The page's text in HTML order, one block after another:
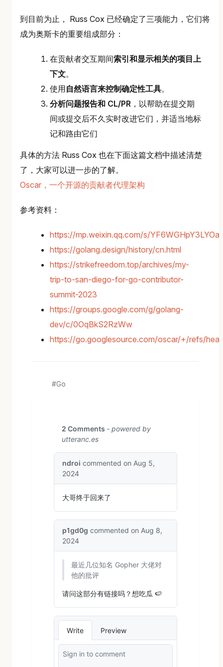
到目前为止， Russ Cox 已经确定了三项能力，它们将
成为奥斯卡的重要组成部分：
在贡献者交互期间索引和显示相关的项目上
下文。
使用自然语言来控制确定性工具。
分析问题报告和 CL/PR ，以帮助在提交期
间或提交后不久实时改进它们，并适当地标
记和路由它们
具体的方法 Russ Cox 也在下面这篇文档中描述清楚
了，大家可以进一步的了解。
Oscar，一个开源的贡献者代理架构
参考资料：
https://mp.weixin.qq.com/s/
https://golang.design/history/cn.html
https://strikefreedom.top/archives/my-
trip-to-san-diego-for-go-contributor-
summit-2023
https://groups.google.com/g/golang-
dev/c/0OqBkS2RzWw
https://go.googlesource.com/oscar/+/refs/
Go